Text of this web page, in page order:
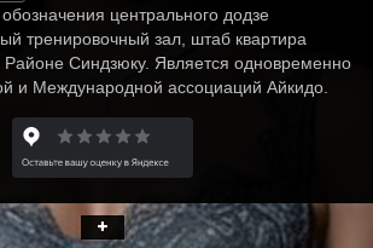
центрального додзе
тренировочный зал, штаб квартира
Районе Синдзюку. Является одновременно
и Международной ассоциаций Айкидо.